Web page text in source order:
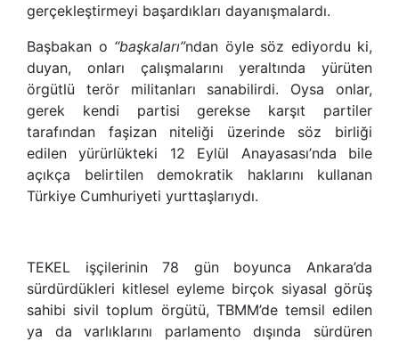
gerçekleştirmeyi başardıkları dayanışmalardı.
Başbakan o “başkaları”ndan öyle söz ediyordu ki,
duyan, onları çalışmalarını yeraltında yürüten
örgütlü terör militanları sanabilirdi. Oysa onlar,
gerek kendi partisi gerekse karşıt partiler
tarafından faşizan niteliği üzerinde söz birliği
edilen yürürlükteki 12 Eylül Anayasası’nda bile
açıkça belirtilen demokratik haklarını kullanan
Türkiye Cumhuriyeti yurttaşlarıydı.
TEKEL işçilerinin 78 gün boyunca Ankara’da
sürdürdükleri kitlesel eyleme birçok siyasal görüş
sahibi sivil toplum örgütü, TBMM’de temsil edilen
ya da varlıklarını parlamento dışında sürdüren